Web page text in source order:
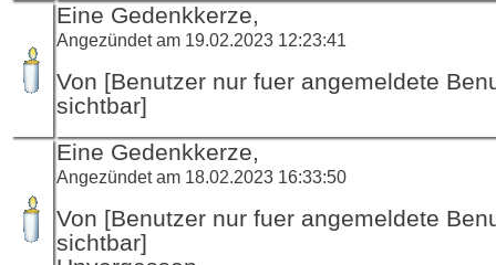
Eine Gedenkkerze,
Angezündet am 19.02.2023 12:23:41
Von [Benutzer nur fuer angemeldete
sichtbar]
Eine Gedenkkerze,
Angezündet am 18.02.2023 16:33:50
Von [Benutzer nur fuer angemeldete
sichtbar]